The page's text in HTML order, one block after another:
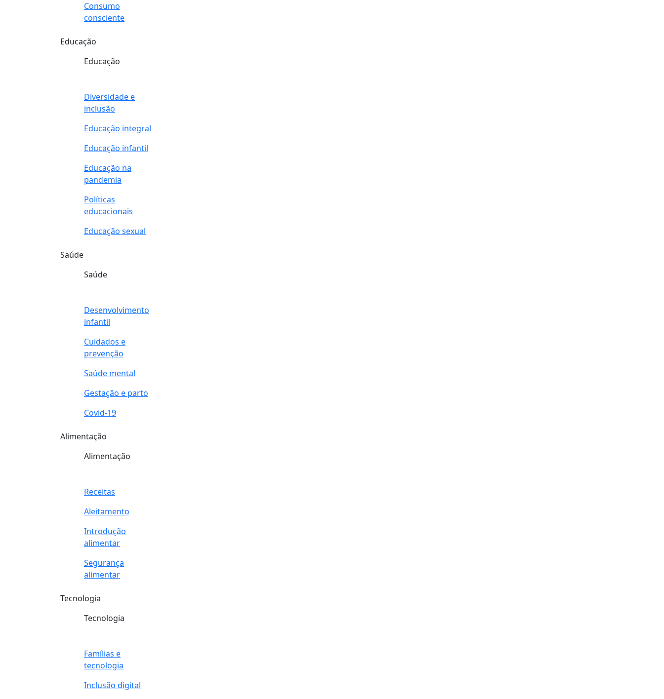
Consumo
consciente
Educação
Educação
Diversidade e
inclusão
Educação integral
Educação infantil
Educação na
pandemia
Políticas
educacionais
Educação sexual
Saúde
Saúde
Desenvolvimento
infantil
Cuidados e
prevenção
Saúde mental
Gestação e parto
Covid-19
Alimentação
Alimentação
Receitas
Aleitamento
Introdução
alimentar
Segurança
alimentar
Tecnologia
Tecnologia
Famílias e
tecnologia
Inclusão digital